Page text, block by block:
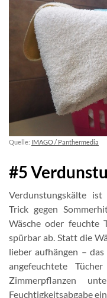
Quelle: IMAGO / Panthermedia
#5
Verdunstungskälte
Trick gegen
Wäsche oder feuchte
spürbar ab. Statt die
lieber aufhängen –
angefeuchtete
Zimmerpflanzen
Feuchtigkeitsabgabe